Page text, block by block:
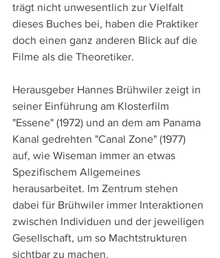
trägt nicht unwesentlich zur Vielfalt
dieses Buches bei, haben die Praktiker
doch einen ganz anderen Blick auf die
Filme als die Theoretiker.
Herausgeber Hannes Brühwiler zeigt in
seiner Einführung am Klosterfilm
"Essene" (1972) und an dem am Panama
Kanal gedrehten "Canal Zone" (1977)
auf, wie Wiseman immer an etwas
Spezifischem Allgemeines
herausarbeitet. Im Zentrum stehen
dabei für Brühwiler immer Interaktionen
zwischen Individuen und der jeweiligen
Gesellschaft, um so Machtstrukturen
sichtbar zu machen.